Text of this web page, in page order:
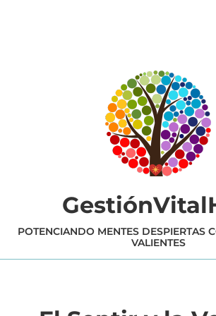
POTENCIANDO MENTES DESPIERTAS
VALIENTES